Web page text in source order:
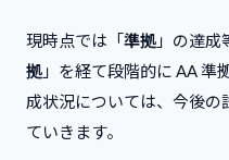
現時点では「準拠 」の達成
拠 」を経て段階的に AA 準
成状況については、今後
ていきます。